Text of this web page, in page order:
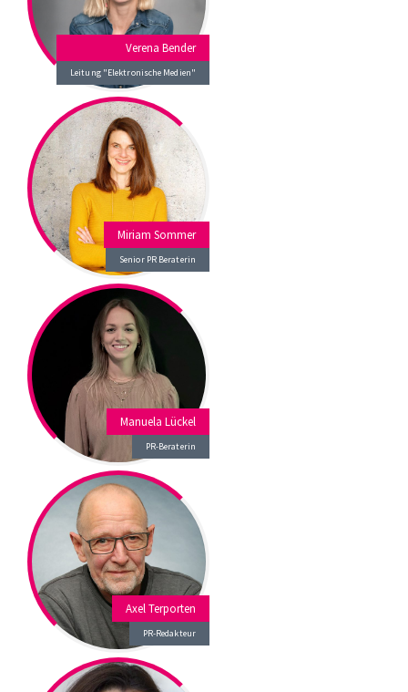
Verena Bender
Leitung "Elektronische Medien"
Miriam Sommer
Senior PR Beraterin
Manuela Lückel
PR-Beraterin
Axel Terporten
PR-Redakteur